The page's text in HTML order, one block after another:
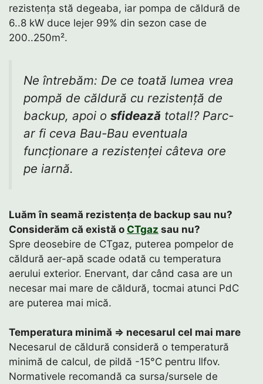
rezistența stă degeaba, iar pompa de căldură de
6..8 kW duce lejer 99% din sezon case de
200..250m².
Ne întrebăm: De ce toată lumea vrea
pompă de căldură cu rezistență de
backup, apoi o sfidează total!? Parc-
ar fi ceva Bau-Bau eventuala
funcționare a rezistenței câteva ore
pe iarnă.
Luăm în seamă rezistența de backup sau nu?
Considerăm că există o CTgaz sau nu?
Spre deosebire de CTgaz, puterea pompelor de
căldură aer-apă scade odată cu temperatura
aerului exterior. Enervant, dar când casa are un
necesar mai mare de căldură, tocmai atunci PdC
are puterea mai mică.
Temperatura minimă ⇒ necesarul cel mai mare
Necesarul de căldură consideră o temperatură
minimă de calcul, de pildă -15°C pentru Ilfov.
Normativele recomandă ca sursa/sursele de